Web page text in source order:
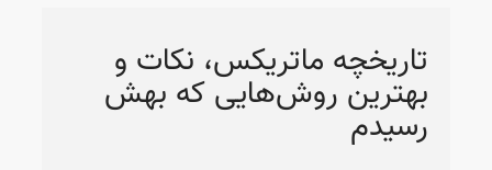
تاریخچه ماتریکس، نکات و
بهترین روش‌هایی که بهش
رسیدم